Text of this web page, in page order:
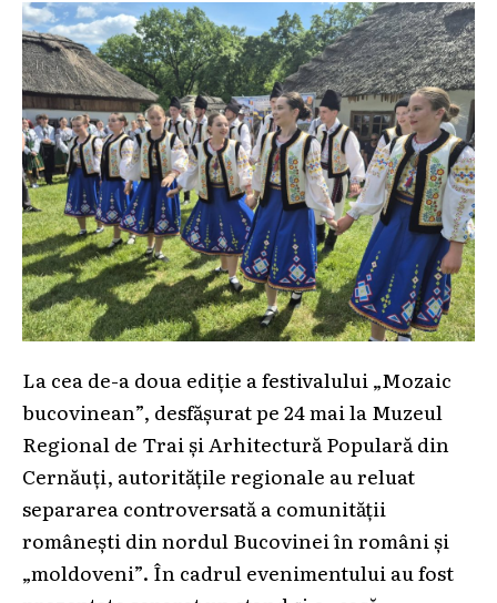
La cea de-a doua ediție a festivalului „Mozaic
bucovinean”, desfășurat pe 24 mai la Muzeul
Regional de Trai și Arhitectură Populară din
Cernăuți, autoritățile regionale au reluat
separarea controversată a comunității
românești din nordul Bucovinei în români și
„moldoveni”. În cadrul evenimentului au fost